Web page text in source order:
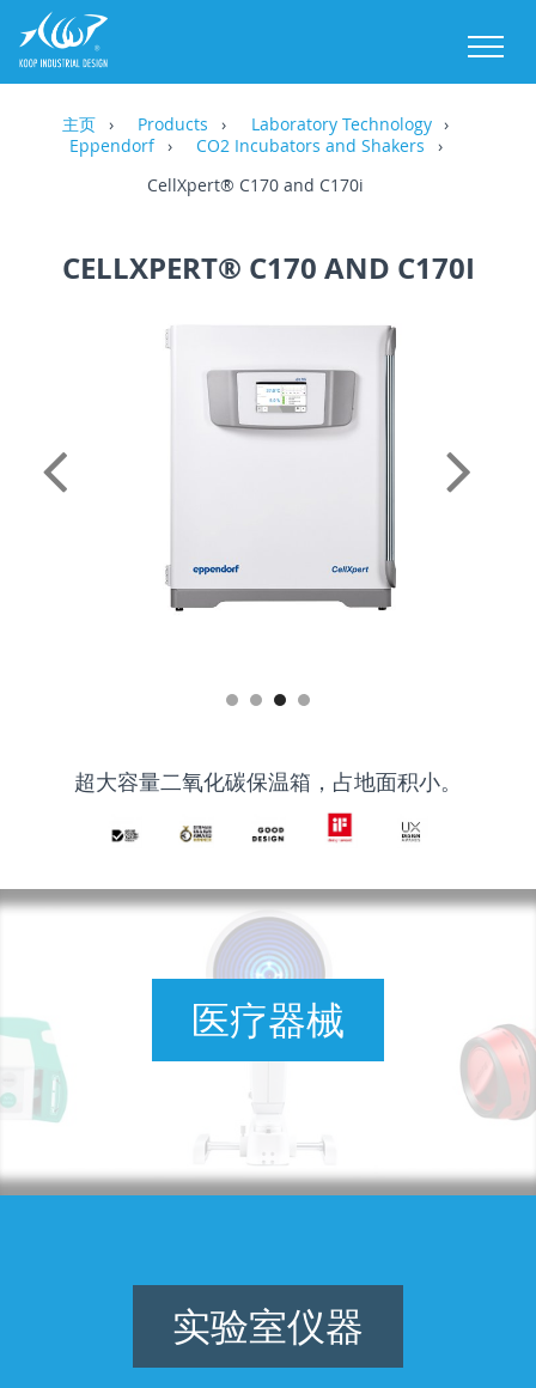
主页 Products
Laboratory Technology
Eppendorf
CO2 Incubators and Shakers
CellXpert® C170 and C170i
CELLXPERT® C170 AND C170I
超大容量二氧化碳保温箱，占地面积小。
医疗器械
实验室仪器